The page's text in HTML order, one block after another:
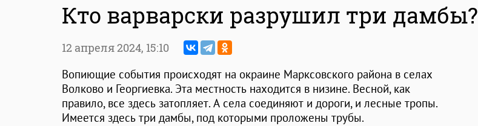
Кто варварски разрушил три дамбы?
12 апреля 2024, 15:10
Вопиющие события происходят на окраине Марксовского района в селах
Волково и Георгиевка. Эта местность находится в низине. Весной, как
правило, все здесь затопляет. А села соединяют и дороги, и лесные тропы.
Имеется здесь три дамбы, под которыми проложены трубы.